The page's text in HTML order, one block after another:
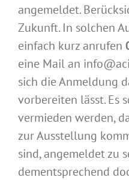
angemeldet.
Zukunft. In solchen
einfach kurz anrufen
eine Mail an
sich die Anmeldung
vorbereiten lässt. Es
vermieden werden,
zur Ausstellung
sind, angemeldet zu
dementsprechend